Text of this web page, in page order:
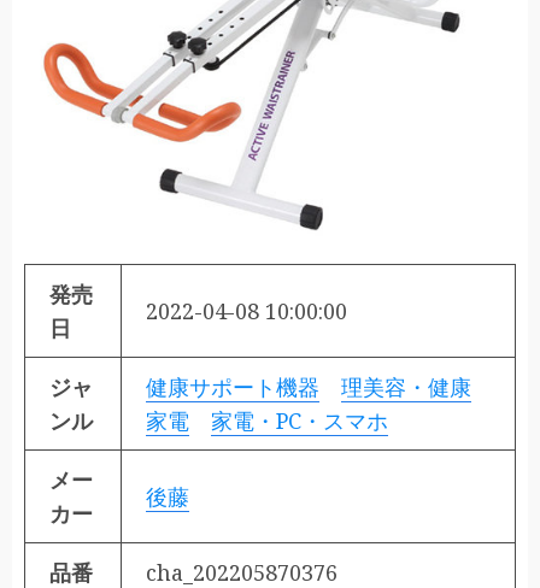
発売
日
2022-04-08 10:00:00
ジャ
ンル
健康サポート機器
理美容・健康
家電
家電・PC・スマホ
メー
カー
後藤
品番 cha_202205870376